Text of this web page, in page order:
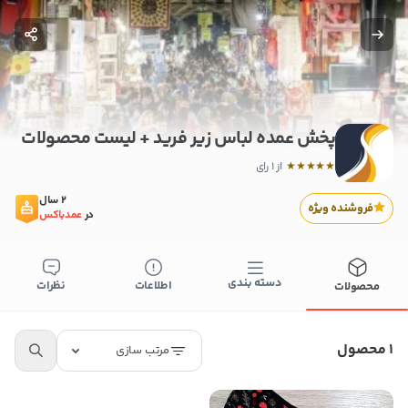
پخش عمده لباس زیر فرید + لیست محصولات
★
★
★
★
★ از 1 رای
فروشنده ویژه
2 سال
درعمدباکس
محصولات دسته بندی اطلاعات نظرات
1 محصول مرتب سازی پخش عمده لباس زیر فرید